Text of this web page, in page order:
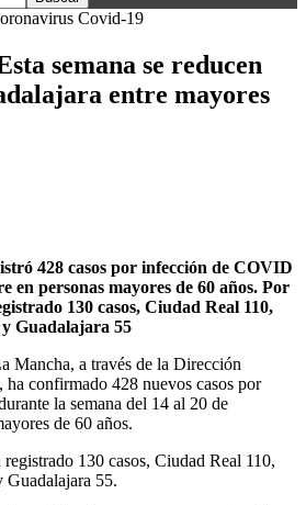
Covid-19
semana se reducen
entre mayores
428 casos por infección de COVID
en personas mayores de 60 años. Por
130 casos, Ciudad Real 110,
Guadalajara 55
Mancha, a través de la Dirección
ha confirmado 428 nuevos casos por
la semana del 14 al 20 de
de 60 años.
130 casos, Ciudad Real 110,
Guadalajara 55.